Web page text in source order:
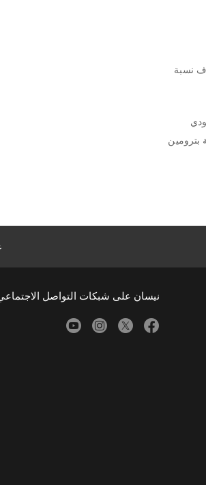
نسبة
صيانة بترومين
نيسان على شبكات التواصل
facebook
twitter
instagram